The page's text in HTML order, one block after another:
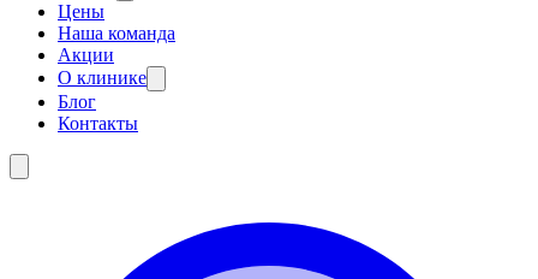
Цены
Наша команда
Акции
О клинике
Блог
Контакты